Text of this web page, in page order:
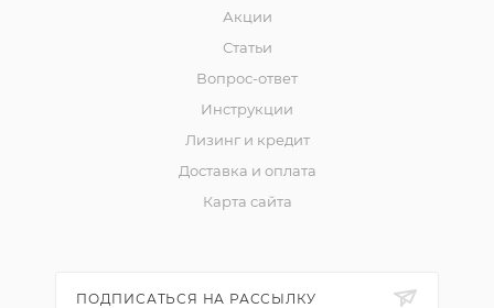
Акции
Статьи
Вопрос-ответ
Инструкции
Лизинг и кредит
Доставка и оплата
Карта сайта
ПОДПИСАТЬСЯ НА РАССЫЛКУ